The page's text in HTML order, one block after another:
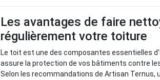
Les avantages de faire
régulièrement votre toiture
Le toit est une des composantes essentielles
assure la protection de vos bâtiments contre
Selon les recommandations de Artisan Ternus,